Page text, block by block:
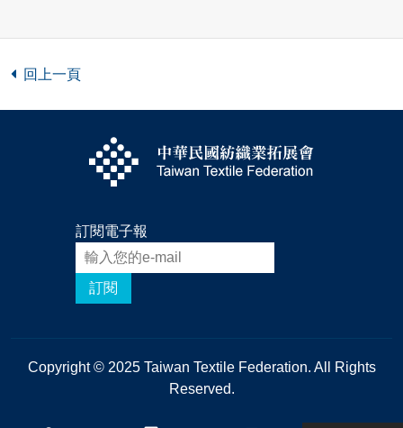
回上一頁
訂閱電子報
訂閱
Copyright © 2025 Taiwan Textile Federation. All Rights
Reserved.